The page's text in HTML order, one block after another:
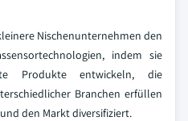
Nischenunternehmen den
indem sie
Produkte entwickeln, die
Branchen erfüllen
den Markt diversifiziert.